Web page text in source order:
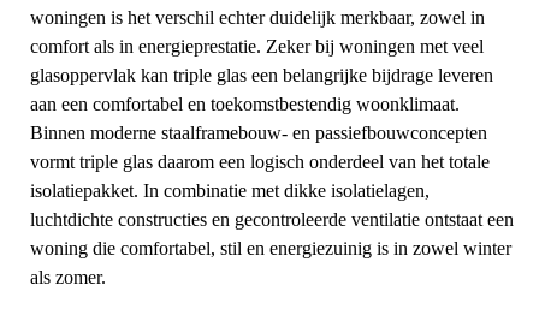
woningen is het verschil echter duidelijk merkbaar, zowel in
comfort als in energieprestatie. Zeker bij woningen met veel
glasoppervlak kan triple glas een belangrijke bijdrage leveren
aan een comfortabel en toekomstbestendig woonklimaat.
Binnen moderne staalframebouw- en passiefbouwconcepten
vormt triple glas daarom een logisch onderdeel van het totale
isolatiepakket. In combinatie met dikke isolatielagen,
luchtdichte constructies en gecontroleerde ventilatie ontstaat een
woning die comfortabel, stil en energiezuinig is in zowel winter
als zomer.